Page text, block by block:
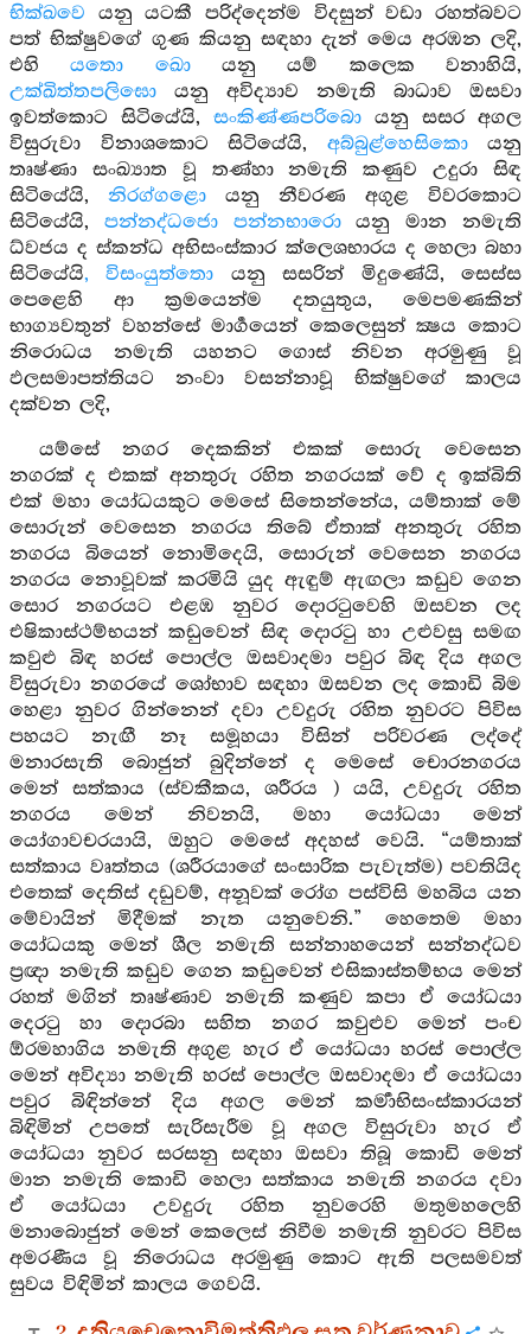
භික්ඛවෙ යනු යටකී පරිද්දෙන්ම විදසුන් වඩා රහත්බවට
පත් භික්ෂුවගේ ගුණ කියනු සඳහා දැන් මෙය අරඹන ලදි,
එහියතො ඛොයනු යම් කලෙක වනාහියි,
උක්ඛිත්තපලිඝො යනු අවිද්‍යාව නමැති බාධාව ඔසවා
ඉවත්කොට සිටියේයි, සංකිණ්ණපරිබො යනු සසර අගල
විසුරුවා විනාශකොට සිටියේයි, අබ්බුළ්හෙසිකොයනු
තෘෂ්ණා සංඛ්‍යාත වූ තණ්හා නමැති කණුව උදුරා සිඳ
සිටියේයි, නිරග්ගළො යනු නීවරණ අගුළ විවරකොට
සිටියේයි, පන්නද්ධජො පන්නභාරොයනු මාන නමැති
ධ්වජය ද ස්කන්ධ අභිසංස්කාර ක්ලෙශභාරය ද හෙලා බහා
සිටියේයි, විසංයුත්තො යනු සසරින් මිදුණේයි, සෙස්ස
පෙළෙහි ආ ක්‍රමයෙන්ම දතයුතුය, මෙපමණකින්
භාග්‍යවතුන් වහන්සේ මාර්‍ගයෙන් කෙලෙසුන් ක්‍ෂය කොට
නිරොධය නමැති යහනට ගොස් නිවන අරමුණු වූ
ඵලසමාපත්තියට නංවා වසන්නාවූ භික්ෂුවගේ කාලය
දක්වන ලදි,
යම්සේ නගර දෙකකින් එකක් සොරු වෙසෙන
නගරක් ද එකක් අනතුරු රහිත නගරයක් වේ ද ඉක්බිති
එක් මහා යෝධයකුට මෙසේ සිතෙන්නේය, යම්තාක් මේ
සොරුන් වෙසෙන නගරය තිබේ ඒතාක් අනතුරු රහිත
නගරය බියෙන් නොමිදෙයි, සොරුන් වෙසෙන නගරය
නගරය නොවූවක් කරමියි යුද ඇඳුම් ඇඟලා කඩුව ගෙන
සොර නගරයට එළඹ නුවර දොරටුවෙහි ඔසවන ලද
එෂිකාස්ථම්භයන් කඩුවෙන් සිඳ දොරටු හා උළුවසු සමඟ
කවුළු බිඳ හරස් පොල්ල ඔසවාදමා පවුර බිඳ දිය අගල
විසුරුවා නගරයේ ශෝභාව සඳහා ඔසවන ලද කොඩි බිම
හෙළා නුවර ගින්නෙන් දවා උවදුරු රහිත නුවරට පිවිස
පහයට නැඟී නෑ සමූහයා විසින් පරිවරණ ලද්දේ
මනාරසැති බොජුන් බුදින්නේ ද මෙසේ චොරනගරය
මෙන් සත්කාය (ස්වකීකය, ශරීරය ) යයි, උවදුරු රහිත
නගරය මෙන් නිවනයි, මහා යෝධයා මෙන්
යෝගාවචරයායි, ඔහුට මෙසේ අදහස් වෙයි. “යම්තාක්
සත්කාය වෘත්තය (ශරීරයාගේ සංසාරික පැවැත්ම) පවතියිද
එතෙක් දෙතිස් දඩුවම්, අනූවක් රෝග පස්විසි මහබිය යන
මේවායින් මිදීමක් නැත යනුවෙනි.” හෙතෙම මහා
යෝධයකු මෙන් ශීල නමැති සන්නාහයෙන් සන්නද්ධව
ප්‍රඥා නමැති කඩුව ගෙන කඩුවෙන් එසිකාස්තම්භය මෙන්
රහත් මගින් තෘෂ්ණාව නමැති කණුව කපා ඒ යෝධයා
දෙරටු හා දොරබා සහිත නගර කවුළුව මෙන් පංච
ඕරමහාගිය නමැති අගුළ හැර ඒ යෝධයා හරස් පොල්ල
මෙන් අවිද්‍යා නමැති හරස් පොල්ල ඔසවාදමා ඒ යෝධයා
පවුර බිඳින්නේ දිය අගල මෙන් කර්‍මාභිසංස්කාරයන්
බිඳිමින් උපතේ සැරිසැරීම වූ අගල විසුරුවා හැර ඒ
යෝධයා නුවර සරසනු සඳහා ඔසවා තිබූ කොඩි මෙන්
මාන නමැති කොඩි හෙලා සත්කාය නමැති නගරය දවා
ඒ යෝධයා උවදුරු රහිත නුවරෙහි මතුමහලෙහි
මනාබොජුන් මෙන් කෙලෙස් නිවීම නමැති නුවරට පිවිස
අමරණීය වූ නිරොධය අරමුණු කොට ඇති පලසමවත්
සුවය විඳිමින් කාලය ගෙවයි.